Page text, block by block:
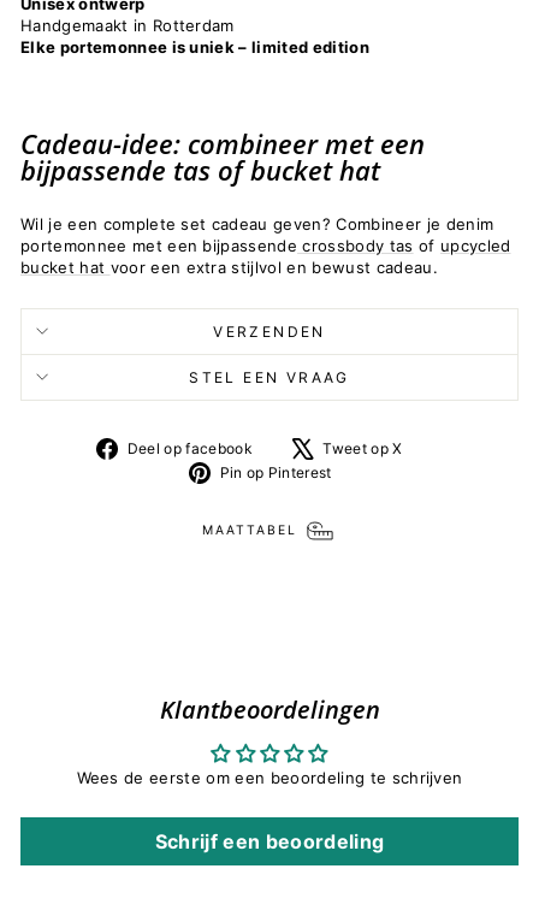
Handgemaakt in Rotterdam
Elke portemonnee is uniek – limited edition
Cadeau-idee: combineer met een
bijpassende tas of bucket hat
Wil je een complete set cadeau geven? Combineer je denim
portemonnee met een bijpassende crossbody tas of upcycled
bucket hat voor een extra stijlvol en bewust cadeau.
VERZENDEN
STEL EEN VRAAG
Deel op facebook
Deel
op
Tweet op X
Pin op Pinterest
MAATTABEL
Klantbeoordelingen
Wees de eerste om een beoordeling te schrijven
Schrijf een beoordeling